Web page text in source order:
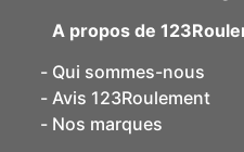
A propos de
Qui sommes-nous
Avis 123Roulement
Nos marques